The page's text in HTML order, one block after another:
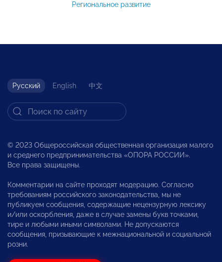
Региональное развитие
Русский English 中文
© 2023 Общероссийская общественная организация малого
и среднего предпринимательства «ОПОРА РОССИИ».
Все права защищены.
Комментарии на сайте проходят модерацию. Согласно
требованиям российского законодательства, мы не
публикуем сообщения, содержащие нецензурную лексику
и/или оскорбления, даже в случае замены букв точками,
тире и любыми иными символами. Не допускаются
сообщения, призывающие к межнациональной и социальной
розни.